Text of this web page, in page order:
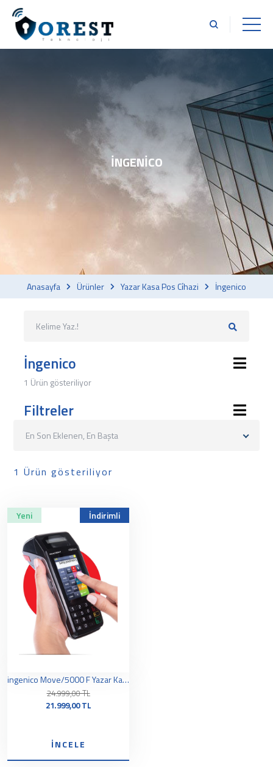
İNGENICO
Anasayfa Ürünler Yazar Kasa Pos Ci̇hazi İngenico
İngenico
1 Ürün gösteriliyor
Filtreler
En Son Eklenen, En Başta
1 Ürün gösteriliyor
Yeni İndirimli
ingenico Move/5000 F Yazar Kasa Pos
24.999,00 TL
21.999,00 TL
İNCELE